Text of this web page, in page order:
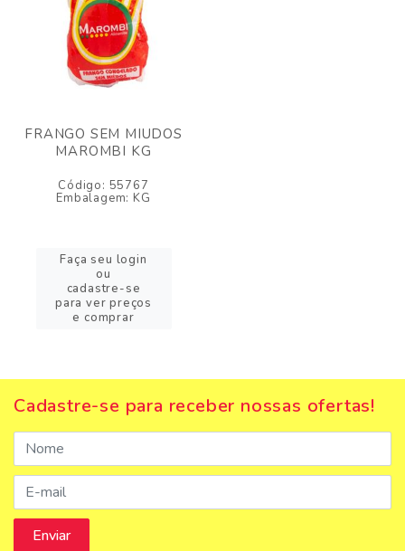
FRANGO SEM MIUDOS
MAROMBI KG
Código: 55767
Embalagem: KG
Faça seu login
ou
cadastre-se
para ver preços
e comprar
Cadastre-se para receber nossas ofertas!